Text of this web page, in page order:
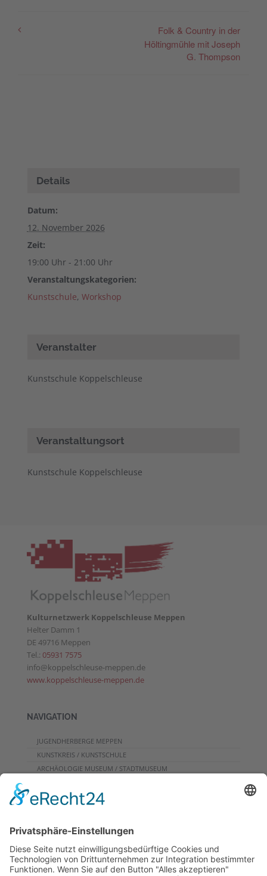
Folk & Country in der
Höltingmühle mit Joseph
G. Thompson
Details
Datum:
12. November 2026
Zeit:
19:00 Uhr - 21:00 Uhr
Veranstaltungskategorien:
Kunstschule, Workshop
Veranstalter
Kunstschule Koppelschleuse
Veranstaltungsort
Kunstschule Koppelschleuse
Kulturnetzwerk Koppelschleuse Meppen
Helter Damm 1
DE 49716 Meppen
Tel.: 05931 7575
info@koppelschleuse-meppen.de
www.koppelschleuse-meppen.de
NAVIGATION
JUGENDHERBERGE MEPPEN
KUNSTKREIS / KUNSTSCHULE
ARCHÄOLOGIE MUSEUM / STADTMUSEUM
PROGRAMME FÜR GRUPPEN
DOWNLOADS